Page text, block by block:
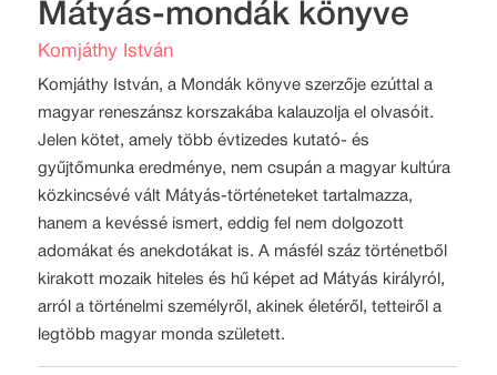
Mátyás-mondák könyve
Komjáthy István
Komjáthy István, a Mondák könyve szerzője ezúttal a
magyar reneszánsz korszakába kalauzolja el olvasóit.
Jelen kötet, amely több évtizedes kutató- és
gyűjtőmunka eredménye, nem csupán a magyar kultúra
közkincsévé vált Mátyás-történeteket tartalmazza,
hanem a kevéssé ismert, eddig fel nem dolgozott
adomákat és anekdotákat is. A másfél száz történetből
kirakott mozaik hiteles és hű képet ad Mátyás királyról,
arról a történelmi személyről, akinek életéről, tetteiről a
legtöbb magyar monda született.